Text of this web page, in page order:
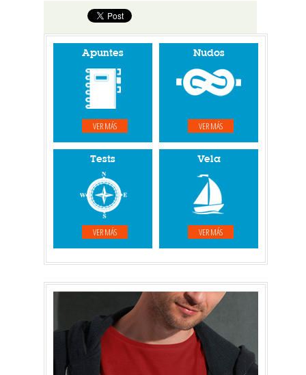
Apuntes
VER MÁS
Nudos
VER MÁS
Tests
VER MÁS
Vela
VER MÁS